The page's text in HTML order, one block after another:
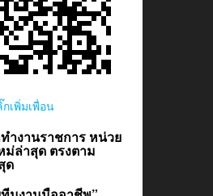
เพิ่มเพื่อน
ำงานราชการ หน่วย
ม่ล่าสุด ตรงตาม
ด